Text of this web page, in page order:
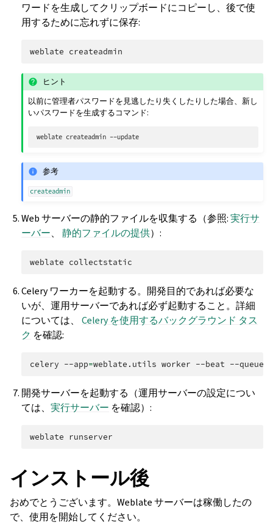
ワードを生成してクリップボードにコピーし、後で使
用するために忘れずに保存:
weblate
ヒント
以前に管理者パスワードを見逃したり失くしたりした場合、新し
いパスワードを生成するコマンド:
weblate createadmin
参考
createadmin
Web サーバーの静的ファイルを収集する（参照:実行サ
ーバー、静的ファイルの提供）:
weblate
Celery ワーカーを起動する。開発目的であれば必要な
いが、運用サーバーであれば必ず起動すること。詳細
については、Celery を使用するバックグラウンド タス
ク を確認:
celery --app=weblate.utils worker --beat --queues
開発サーバーを起動する（運用サーバーの設定につい
ては、実行サーバー を確認）:
weblate
インストール後
おめでとうございます。Weblate サーバーは稼働したの
で、使用を開始してください。